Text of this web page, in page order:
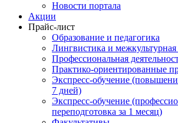
Новости портала
Акции
Прайс-лист
Образование и педагогика
Лингвистика и
Профессиональная
Практико-ориентированные
Экспресс-обучение
7 дней)
Экспресс-обучение
переподготовка за 1 месяц)